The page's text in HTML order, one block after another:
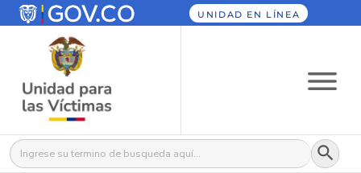
UNIDAD EN LÍNEA
Buscar: Botón